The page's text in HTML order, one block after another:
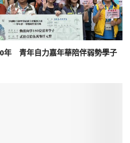
年 青年自力嘉年華陪伴弱勢學子